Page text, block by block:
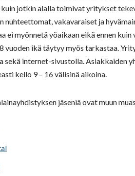
kuin jotkin alalla toimivat yritykset
nuhteettomat, vakavaraiset ja
ei myönnetä yöaikaan eikä ennen
vuoden ikä täytyy myös tarkastaa.
sekä internet-sivustolla. Asiakkaiden
kello 9 – 16 välisinä aikoina.
jäseniä ovat muun